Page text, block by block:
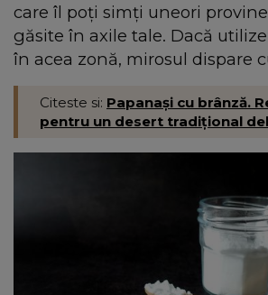
care îl poți simți uneori
găsite în axile tale. Dacă
în acea zonă, mirosul dispare
Citeste si: Papanași cu brânză.
pentru un desert tradițional